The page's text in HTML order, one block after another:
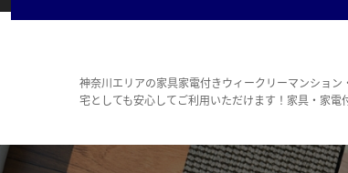
神奈川エリアの家具家電付きウィークリーマンショ
宅としても安心してご利用いただけます！家具・家電